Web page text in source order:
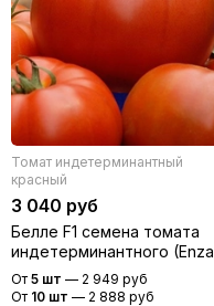
Томат индетерминантный
красный
3 040 руб
Белле F1 семена томата
индетерминантного (Enza
Zaden / Энза Заден)
От 5 шт — 2 949 руб
От 10 шт — 2 888 руб